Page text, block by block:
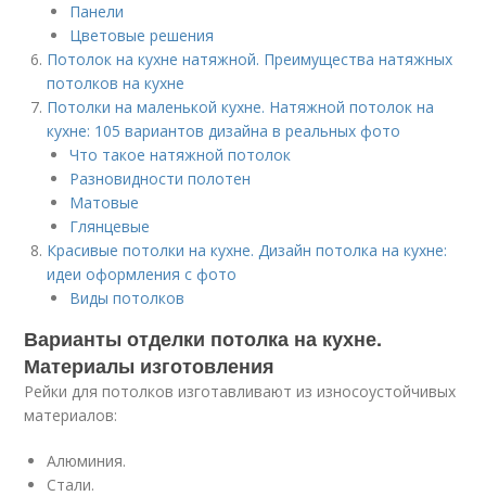
Панели
Цветовые решения
Потолок на кухне натяжной. Преимущества натяжных
потолков на кухне
Потолки на маленькой кухне. Натяжной потолок на
кухне: 105 вариантов дизайна в реальных фото
Что такое натяжной потолок
Разновидности полотен
Матовые
Глянцевые
Красивые потолки на кухне. Дизайн потолка на кухне:
идеи оформления с фото
Виды потолков
Варианты отделки потолка на кухне.
Материалы изготовления
Рейки для потолков изготавливают из износоустойчивых
материалов:
Алюминия.
Стали.